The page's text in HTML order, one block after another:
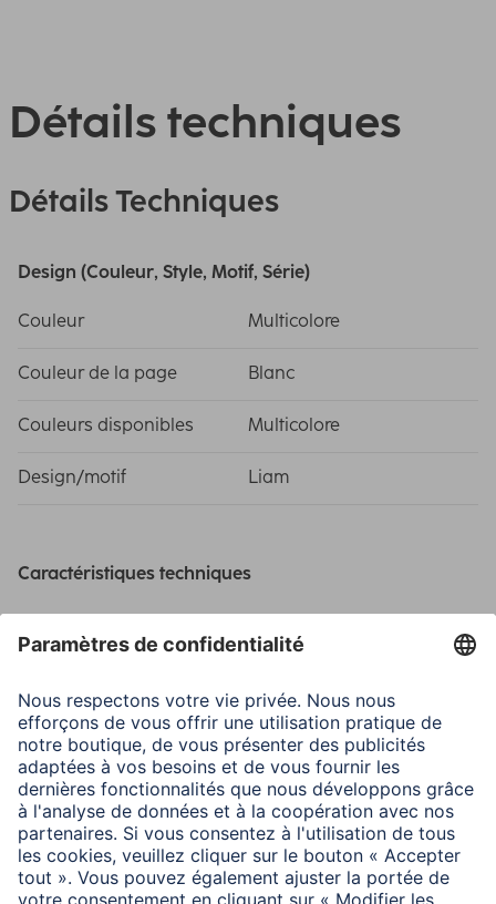
Détails techniques
Détails Techniques
Design (Couleur, Style, Motif, Série)
Couleur Multicolore
Couleur de la page Blanc
Couleurs disponibles Multicolore
Design/motif Liam
Caractéristiques techniques
Picture Size/Maximum
Number of Photos
10 x 15 cm / 200
Information des consommateurs